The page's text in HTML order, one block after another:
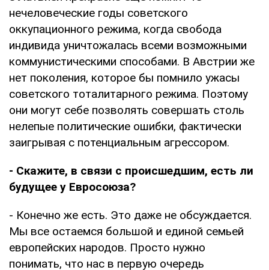
нечеловеческие годы советского
оккупационного режима, когда свобода
индивида уничтожалась всеми возможными
коммунистическими способами. В Австрии же
нет поколения, которое бы помнило ужасы
советского тоталитарного режима. Поэтому
они могут себе позволять совершать столь
нелепые политические ошибки, фактически
заигрывая с потенциальным агрессором.
- Скажите, в связи с происшедшим, есть ли
будущее у Евросоюза?
- Конечно же есть. Это даже не обсуждается.
Мы все остаемся большой и единой семьей
европейских народов. Просто нужно
понимать, что нас в первую очередь